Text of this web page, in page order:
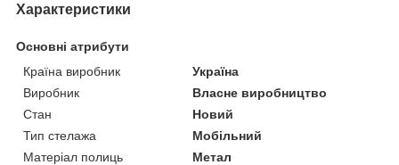
Характеристики
Основні атрибути
Країна виробник
Україна
Виробник
Власне виробництво
Стан
Новий
Тип стелажа
Мобільний
Матеріал полиць
Метал